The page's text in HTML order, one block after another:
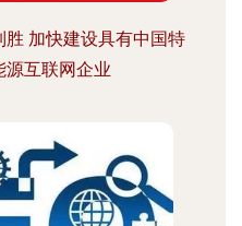
加快建设具有中国特
源互联网企业